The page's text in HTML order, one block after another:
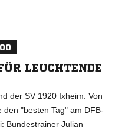
LEUCHTENDE
der SV 1920 Ixheim: Von
"besten Tag" am DFB-
Bundestrainer Julian